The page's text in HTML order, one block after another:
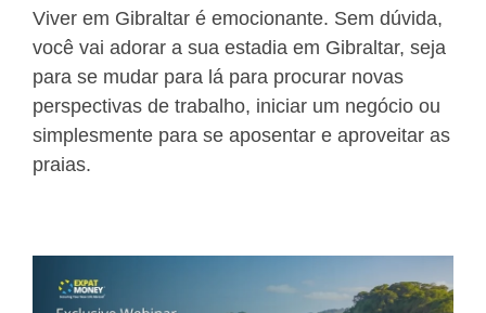
Viver em Gibraltar é emocionante. Sem dúvida,
você vai adorar a sua estadia em Gibraltar, seja
para se mudar para lá para procurar novas
perspectivas de trabalho, iniciar um negócio ou
simplesmente para se aposentar e aproveitar as
praias.